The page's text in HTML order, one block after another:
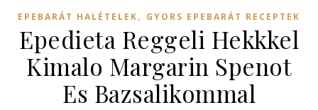
EPEBARÁT HALÉTELEK, GYORS EPEBARÁT RECEPTEK
Epedieta Reggeli Hekkkel
Kimalo Margarin Spenot
Es Bazsalikommal